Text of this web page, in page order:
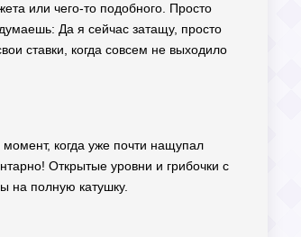
или чего-то подобного. Просто
Да я сейчас затащу, просто
ставки, когда совсем не выходило
когда уже почти нащупал
Открытые уровни и грибочки с
на полную катушку.